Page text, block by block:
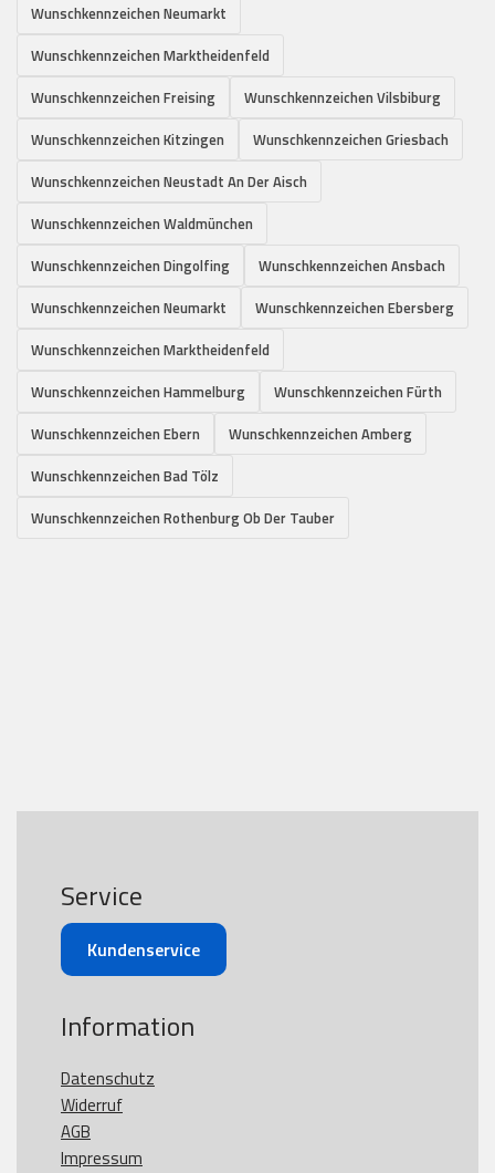
Wunschkennzeichen Neumarkt
Wunschkennzeichen Marktheidenfeld
Wunschkennzeichen Freising
Wunschkennzeichen Vilsbiburg
Wunschkennzeichen Kitzingen
Wunschkennzeichen Griesbach
Wunschkennzeichen Neustadt An Der Aisch
Wunschkennzeichen Waldmünchen
Wunschkennzeichen Dingolfing
Wunschkennzeichen Ansbach
Wunschkennzeichen Neumarkt
Wunschkennzeichen Ebersberg
Wunschkennzeichen Marktheidenfeld
Wunschkennzeichen Hammelburg
Wunschkennzeichen Fürth
Wunschkennzeichen Ebern
Wunschkennzeichen Amberg
Wunschkennzeichen Bad Tölz
Wunschkennzeichen Rothenburg Ob Der Tauber
Service
Kundenservice
Information
Datenschutz
Widerruf
AGB
Impressum